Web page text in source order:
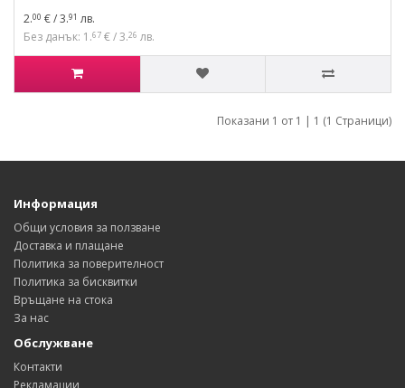
2.00 € / 3.91 лв.
Без данък: 1.67 € / 3.26 лв.
Показани 1 от 1 | 1 (1 Страници)
Информация
Общи условия за ползване
Доставка и плащане
Политика за поверителност
Политика за бисквитки
Връщане на стока
За нас
Обслужване
Контакти
Рекламации